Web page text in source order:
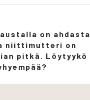
on ahdasta
niittimutteri on
pitkä. Löytyykö